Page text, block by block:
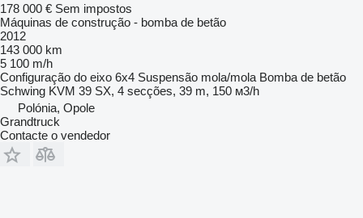
178 000 € Sem impostos
Máquinas de construção - bomba de betão
2012
143 000 km
5 100 m/h
Configuração do eixo 6x4 Suspensão mola/mola Bomba de betão
Schwing KVM 39 SX, 4 secções, 39 m, 150 м3/h
Polónia, Opole
Grandtruck
Contacte o vendedor